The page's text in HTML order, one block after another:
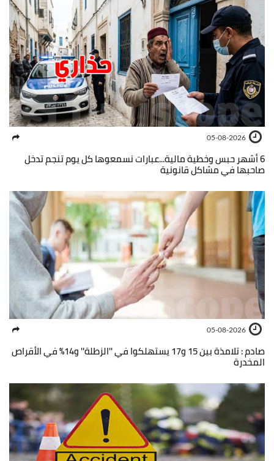
05-08-2026
6 أشهر حبس وخطية مالية...عبارات نسمعوها كل يوم تنجم تدخل
صاحبها في مشاكل قانونية
05-08-2026
صادم : تلامذة بين 15 و17 يستهلكوا في ''الزطلة'' و14% في الأقراص
المخدرة